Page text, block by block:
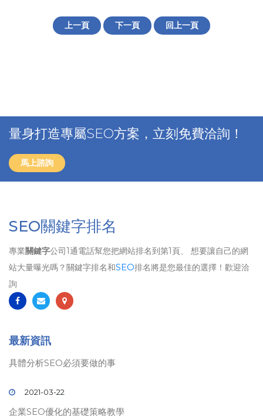
上一頁 下一頁 回上一頁
量身打造專屬SEO方案，立刻免費洽詢！
馬上諮詢
SEO關鍵字排名
專業關鍵字公司1通電話幫您把網站排名到第1頁、 想要讓自己的網
站大量曝光嗎？關鍵字排名和SEO排名將是您最佳的選擇！歡迎洽
詢
最新資訊
具體分析SEO必須要做的事
2021-03-22
企業SEO優化的基礎策略教學